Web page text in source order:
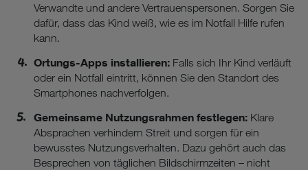
Verwandte und andere Vertrauenspersonen. Sorgen Sie
dafür, dass das Kind weiß, wie es im Notfall Hilfe rufen
kann.
Ortungs-Apps installieren: Falls sich Ihr Kind verläuft
oder ein Notfall eintritt, können Sie den Standort des
Smartphones nachverfolgen.
Gemeinsame Nutzungsrahmen festlegen: Klare
Absprachen verhindern Streit und sorgen für ein
bewusstes Nutzungsverhalten. Dazu gehört auch das
Besprechen von täglichen Bildschirmzeiten – nicht